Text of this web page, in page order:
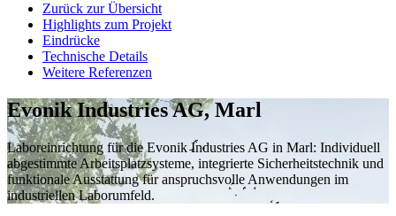
Zurück zur Übersicht
Highlights zum Projekt
Eindrücke
Technische Details
Weitere Referenzen
Evonik Industries AG, Marl
Laboreinrichtung für die Evonik Industries AG in Marl: Individuell
abgestimmte Arbeitsplatzsysteme, integrierte Sicherheitstechnik und
funktionale Ausstattung für anspruchsvolle Anwendungen im
industriellen Laborumfeld.